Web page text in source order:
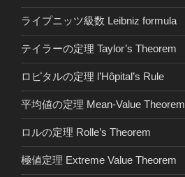
ライプニッツ級数 Leibniz formula
テイラーの定理 Taylor’s Theorem
ロピタルの定理 l’Hôpital’s Rule
平均値の定理 Mean-Value Theorem
ロルの定理 Rolle’s Theorem
極値定理 Extreme Value Theorem